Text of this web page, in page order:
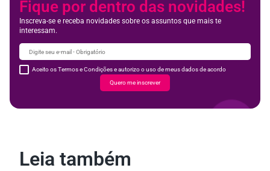
Fique por dentro das novidades!
Inscreva-se e receba novidades sobre os assuntos que mais te
interessam.
Aceito os Termos e Condições e autorizo o uso de meus dados de acordo
Quero me inscrever
Leia também